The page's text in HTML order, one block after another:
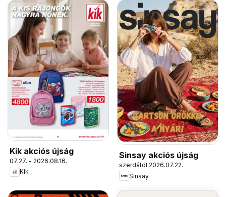
Kik akciós újság
07.27. - 2026.08.16.
Kik
Sinsay akciós újság
szerdától 2026.07.22.
Sinsay